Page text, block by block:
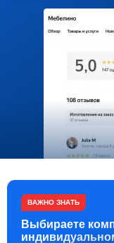
ВАЖНО ЗНАТЬ
Выбираете